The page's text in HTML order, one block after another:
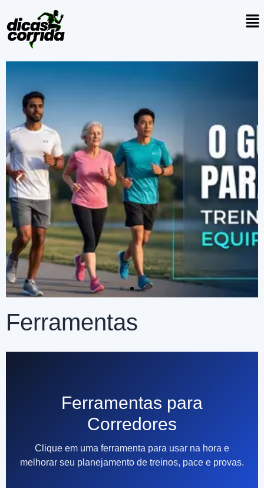
Clique
Ferramentas
Ferramentas para
Corredores
Clique em uma ferramenta para usar na hora e
melhorar seu planejamento de treinos, pace e provas.